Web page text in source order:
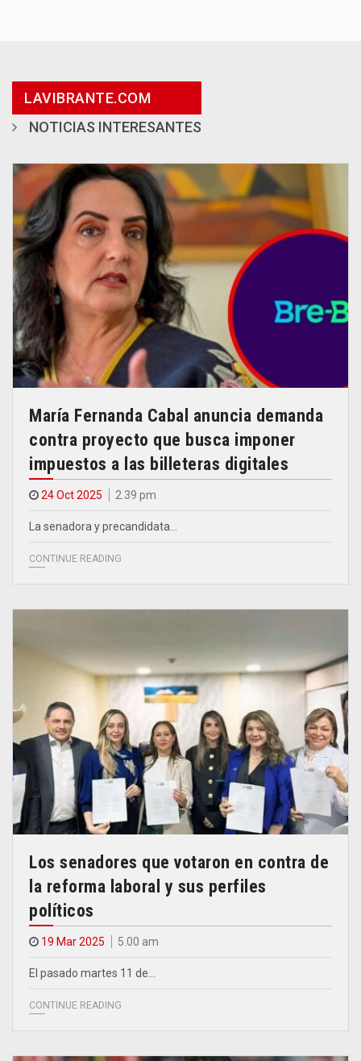
LAVIBRANTE.COM
NOTICIAS INTERESANTES
María Fernanda Cabal anuncia demanda
contra proyecto que busca imponer
impuestos a las billeteras digitales
24 Oct 2025 2.39 pm
La senadora y precandidata…
CONTINUE READING
Los senadores que votaron en contra de
la reforma laboral y sus perfiles
políticos
19 Mar 2025 5.00 am
El pasado martes 11 de…
CONTINUE READING